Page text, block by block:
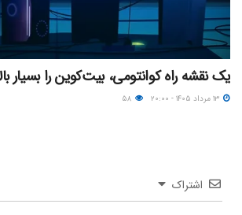
یک نقشه راه کوانتومی، بیت‌کوین را بسیار
اشتراک